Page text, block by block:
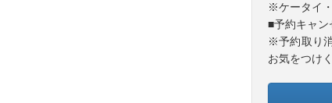
※ケータイ
■予約キャン
※予約取り
お気をつけ